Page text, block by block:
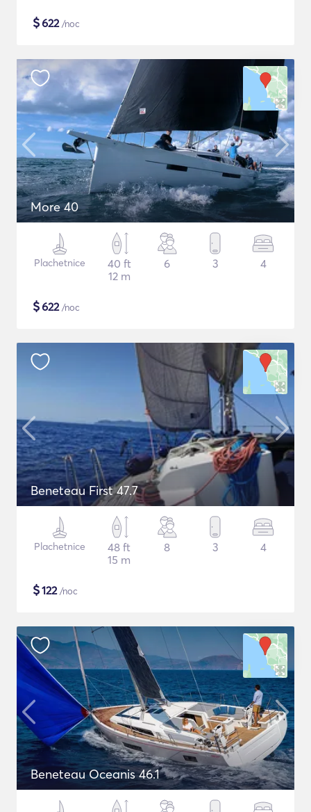
$622/noc
More 40
Plachetnice
40 ft
12 m
6 3 4
$622/noc
Beneteau First 47.7
Plachetnice
48 ft
15 m
8 3 4
$122/noc
Beneteau Oceanis 46.1